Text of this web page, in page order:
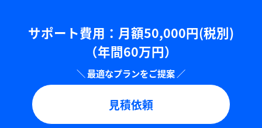
サポート費用：⽉額50,000円(税別)
（年間60万円）
見積依頼